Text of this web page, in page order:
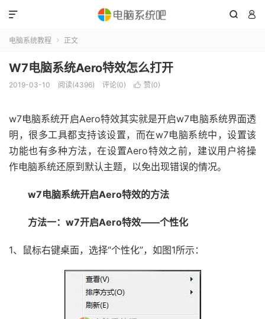
 

电脑系统教程  正文
W7电脑系统Aero特效怎么打开
2019-03-10 阅读(4396) 评论(0)  赞(0)
w7电脑系统开启Aero特效其实就是开启w7电脑系统界面透
明，很多工具都支持该设置，而在w7电脑系统中，设置该
功能也有多种方法，在设置Aero特效之前，建议用户将操
作电脑系统还原到默认主题，以免出现错误的情况。
w7电脑系统开启Aero特效的方法
方法一：w7开启Aero特效——个性化
1、鼠标右键桌面，选择“个性化”，如图1所示：